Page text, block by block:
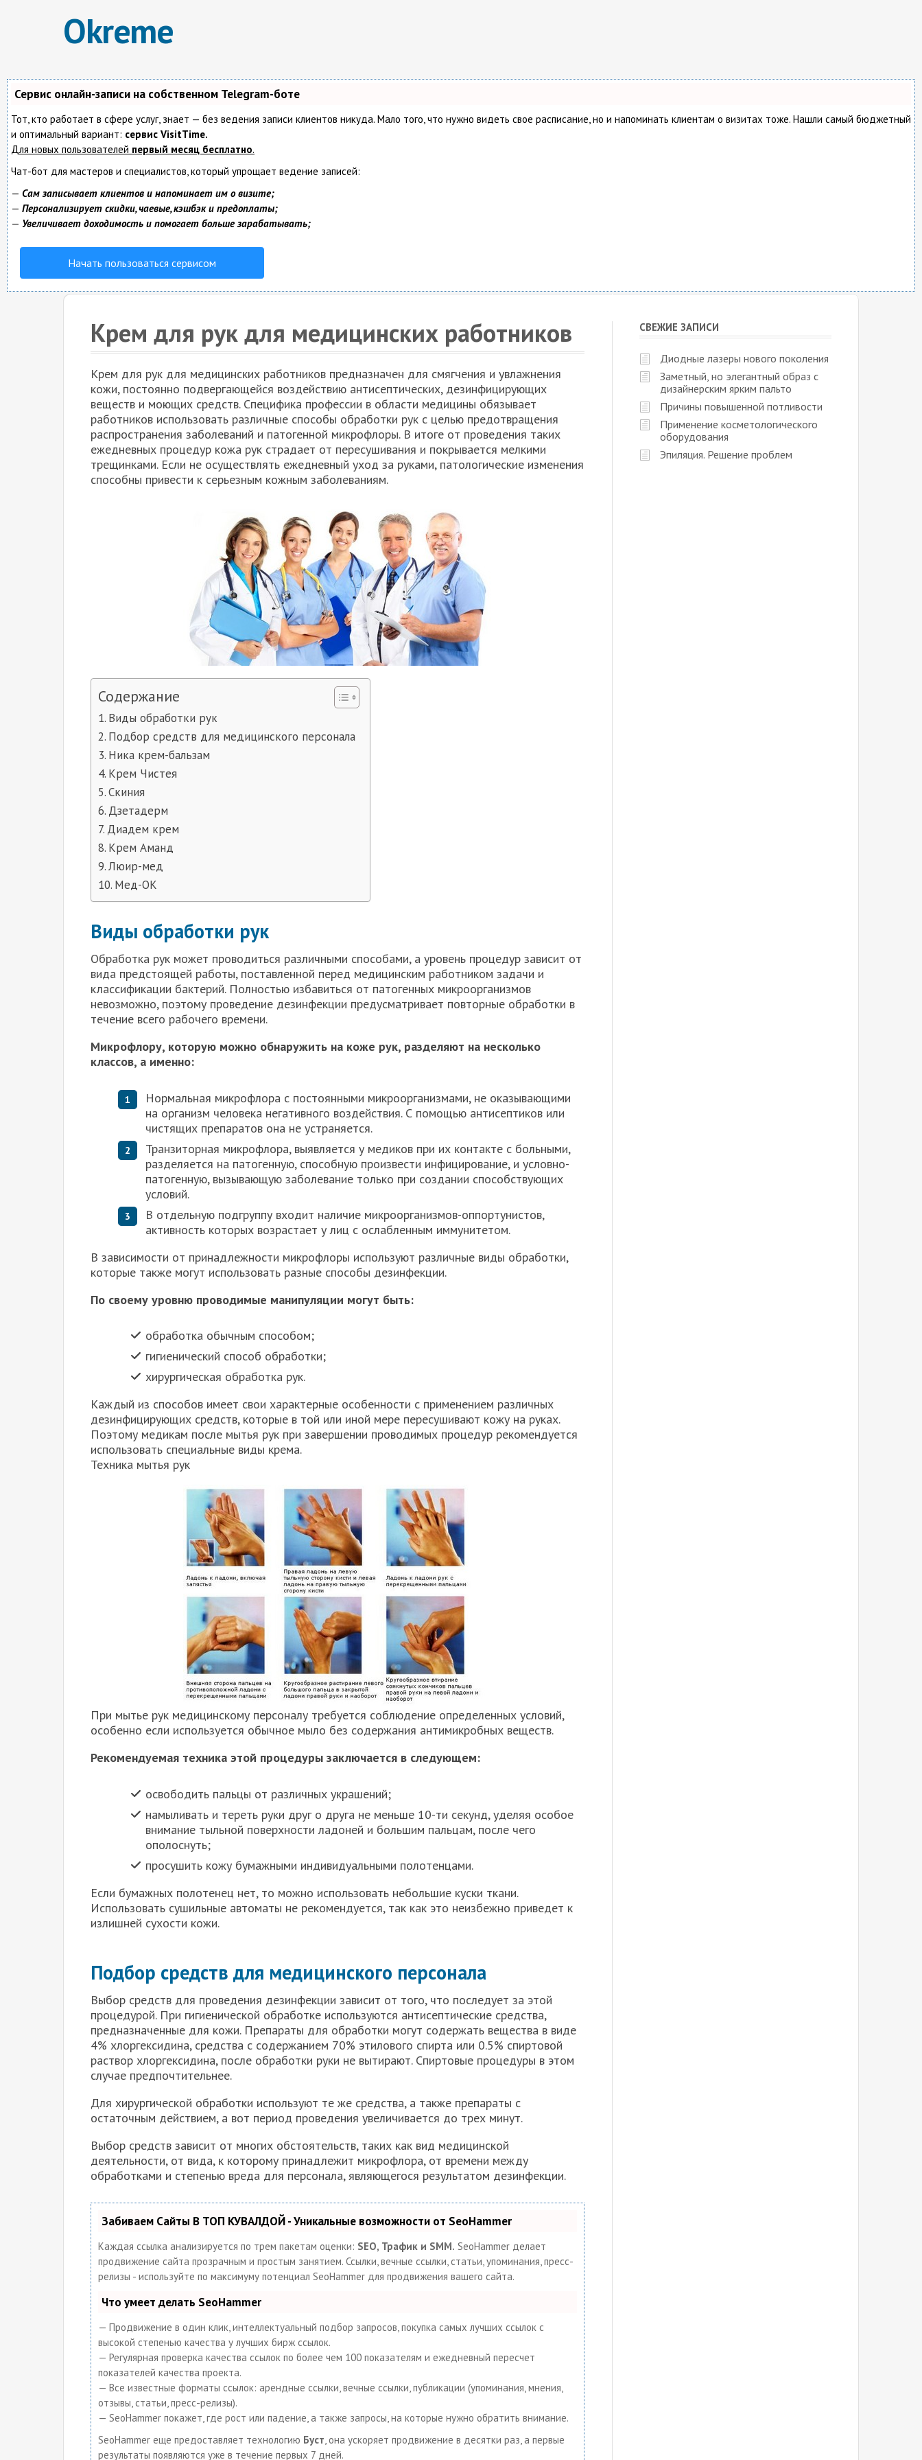
Okreme
Сервис онлайн-записи на собственном Telegram-боте
Тот, кто работает в сфере услуг, знает — без ведения записи клиентов никуда. Мало того, что нужно видеть свое расписание, но и напоминать клиентам о визитах тоже. Нашли самый бюджетный
и оптимальный вариант: сервис VisitTime.
Для новых пользователей первый месяц бесплатно.
Чат-бот для мастеров и специалистов, который упрощает ведение записей:
— Сам записывает клиентов и напоминает им о визите;
— Персонализирует скидки, чаевые, кэшбэк и предоплаты;
— Увеличивает доходимость и помогает больше зарабатывать;
Начать пользоваться сервисом
Крем для рук для медицинских работников
Крем для рук для медицинских работников предназначен для смягчения и увлажнения
кожи, постоянно подвергающейся воздействию антисептических, дезинфицирующих
веществ и моющих средств. Специфика профессии в области медицины обязывает
работников использовать различные способы обработки рук с целью предотвращения
распространения заболеваний и патогенной микрофлоры. В итоге от проведения таких
ежедневных процедур кожа рук страдает от пересушивания и покрывается мелкими
трещинками. Если не осуществлять ежедневный уход за руками, патологические изменения
способны привести к серьезным кожным заболеваниям.
Содержание
Виды обработки рук
Подбор средств для медицинского персонала
Ника крем-бальзам
Крем Чистея
Скиния
Дзетадерм
Диадем крем
Крем Аманд
Люир-мед
Мед-ОК
Виды обработки рук
Обработка рук может проводиться различными способами, а уровень процедур зависит от
вида предстоящей работы, поставленной перед медицинским работником задачи и
классификации бактерий. Полностью избавиться от патогенных микроорганизмов
невозможно, поэтому проведение дезинфекции предусматривает повторные обработки в
течение всего рабочего времени.
Микрофлору, которую можно обнаружить на коже рук, разделяют на несколько
классов, а именно:
Нормальная микрофлора с постоянными микроорганизмами, не оказывающими
на организм человека негативного воздействия. С помощью антисептиков или
чистящих препаратов она не устраняется.
Транзиторная микрофлора, выявляется у медиков при их контакте с больными,
разделяется на патогенную, способную произвести инфицирование, и условно-
патогенную, вызывающую заболевание только при создании способствующих
условий.
В отдельную подгруппу входит наличие микроорганизмов-оппортунистов,
активность которых возрастает у лиц с ослабленным иммунитетом.
В зависимости от принадлежности микрофлоры используют различные виды обработки,
которые также могут использовать разные способы дезинфекции.
По своему уровню проводимые манипуляции могут быть:
обработка обычным способом;
гигиенический способ обработки;
хирургическая обработка рук.
Каждый из способов имеет свои характерные особенности с применением различных
дезинфицирующих средств, которые в той или иной мере пересушивают кожу на руках.
Поэтому медикам после мытья рук при завершении проводимых процедур рекомендуется
использовать специальные виды крема.
Техника мытья рук
При мытье рук медицинскому персоналу требуется соблюдение определенных условий,
особенно если используется обычное мыло без содержания антимикробных веществ.
Рекомендуемая техника этой процедуры заключается в следующем:
освободить пальцы от различных украшений;
намыливать и тереть руки друг о друга не меньше 10-ти секунд, уделяя особое
внимание тыльной поверхности ладоней и большим пальцам, после чего
ополоснуть;
просушить кожу бумажными индивидуальными полотенцами.
Если бумажных полотенец нет, то можно использовать небольшие куски ткани.
Использовать сушильные автоматы не рекомендуется, так как это неизбежно приведет к
излишней сухости кожи.
Подбор средств для медицинского персонала
Выбор средств для проведения дезинфекции зависит от того, что последует за этой
процедурой. При гигиенической обработке используются антисептические средства,
предназначенные для кожи. Препараты для обработки могут содержать вещества в виде
4% хлоргексидина, средства с содержанием 70% этилового спирта или 0.5% спиртовой
раствор хлоргексидина, после обработки руки не вытирают. Спиртовые процедуры в этом
случае предпочтительнее.
Для хирургической обработки используют те же средства, а также препараты с
остаточным действием, а вот период проведения увеличивается до трех минут.
Выбор средств зависит от многих обстоятельств, таких как вид медицинской
деятельности, от вида, к которому принадлежит микрофлора, от времени между
обработками и степенью вреда для персонала, являющегося результатом дезинфекции.
Забиваем Сайты В ТОП КУВАЛДОЙ - Уникальные возможности от SeoHammer
Каждая ссылка анализируется по трем пакетам оценки: SEO, Трафик и SMM. SeoHammer делает
продвижение сайта прозрачным и простым занятием. Ссылки, вечные ссылки, статьи, упоминания, пресс-
релизы - используйте по максимуму потенциал SeoHammer для продвижения вашего сайта.
Что умеет делать SeoHammer
— Продвижение в один клик, интеллектуальный подбор запросов, покупка самых лучших ссылок с
высокой степенью качества у лучших бирж ссылок.
— Регулярная проверка качества ссылок по более чем 100 показателям и ежедневный пересчет
показателей качества проекта.
— Все известные форматы ссылок: арендные ссылки, вечные ссылки, публикации (упоминания, мнения,
отзывы, статьи, пресс-релизы).
— SeoHammer покажет, где рост или падение, а также запросы, на которые нужно обратить внимание.
SeoHammer еще предоставляет технологию Буст , она ускоряет продвижение в десятки раз, а первые
результаты появляются уже в течение первых 7 дней.
СВЕЖИЕ ЗАПИСИ
Диодные лазеры нового поколения
Заметный, но элегантный образ с
дизайнерским ярким пальто
Причины повышенной потливости
Применение косметологического
оборудования
Эпиляция. Решение проблем